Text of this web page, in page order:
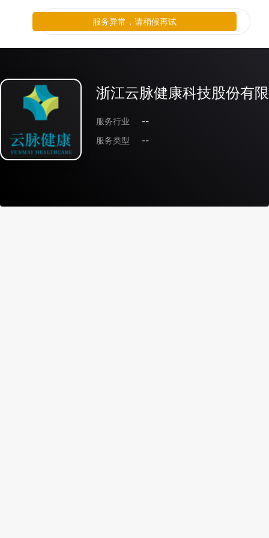
浙江云脉健康科技股份有
服务行业
--
服务类型
--
服务异常，请稍候再试